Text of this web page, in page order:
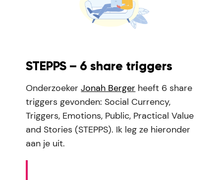
STEPPS – 6 share triggers
OnderzoekerJonah Berger heeft 6 share
triggers gevonden: Social Currency,
Triggers, Emotions, Public, Practical Value
and Stories (STEPPS). Ik leg ze hieronder
aan je uit.